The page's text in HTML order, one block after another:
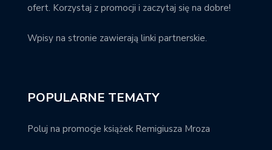
ofert. Korzystaj z promocji i zaczytaj się na dobre!
Wpisy na stronie zawierają linki partnerskie.
POPULARNE TEMATY
Poluj na promocje książek Remigiusza Mroza